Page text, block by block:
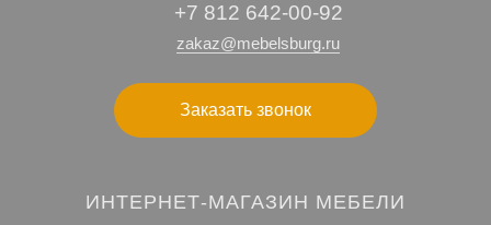
+7 812 642-00-92
zakaz@mebelsburg.ru
Заказать звонок
ИНТЕРНЕТ-МАГАЗИН МЕБЕЛИ